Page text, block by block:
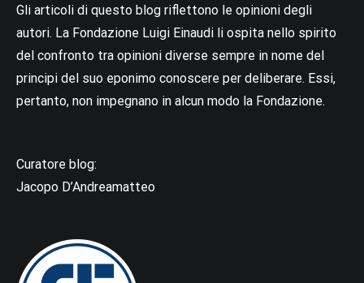
Gli articoli di questo blog riflettono le opinioni degli
autori. La Fondazione Luigi Einaudi li ospita nello spirito
del confronto tra opinioni diverse sempre in nome del
principi del suo eponimo conoscere per deliberare. Essi,
pertanto, non impegnano in alcun modo la Fondazione.
Curatore blog:
Jacopo D’Andreamatteo